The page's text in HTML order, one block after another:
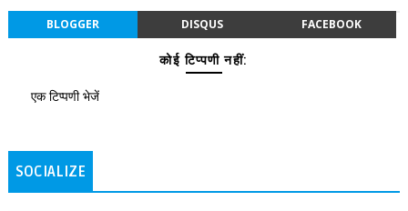
BLOGGER DISQUS FACEBOOK
कोई टिप्पणी नहीं:
एक टिप्पणी भेजें
SOCIALIZE